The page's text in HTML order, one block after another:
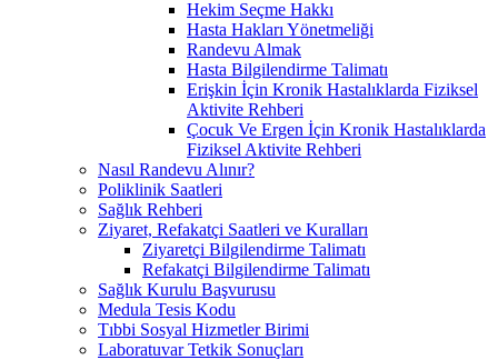
Hekim Seçme Hakkı
Hasta Hakları Yönetmeliği
Randevu Almak
Hasta Bilgilendirme Talimatı
Erişkin İçin Kronik Hastalıklarda Fiziksel
Aktivite Rehberi
Çocuk Ve Ergen İçin Kronik Hastalıklarda
Fiziksel Aktivite Rehberi
Nasıl Randevu Alınır?
Poliklinik Saatleri
Sağlık Rehberi
Ziyaret, Refakatçi Saatleri ve Kuralları
Ziyaretçi Bilgilendirme Talimatı
Refakatçi Bilgilendirme Talimatı
Sağlık Kurulu Başvurusu
Medula Tesis Kodu
Tıbbi Sosyal Hizmetler Birimi
Laboratuvar Tetkik Sonuçları